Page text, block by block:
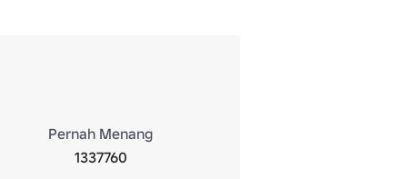
Pernah Menang
1337760